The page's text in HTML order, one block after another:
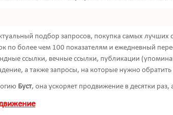
подбор запросов, покупка самых лучших
по более чем 100 показателям и ежедневный
ссылки, вечные ссылки, публикации
а также запросы, на которые нужно
Буст, она ускоряет продвижение в десятки